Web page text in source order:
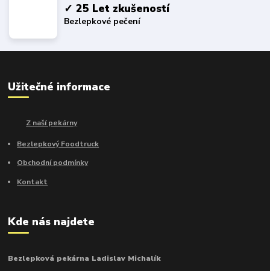
✓ 25 Let zkušeností
Bezlepkové pečení
Užitečné informace
Z naší pekárny
Bezlepkový Foodtruck
Obchodní podmínky
Kontakt
Kde nás najdete
Bezlepková pekárna Ladislav Michalík